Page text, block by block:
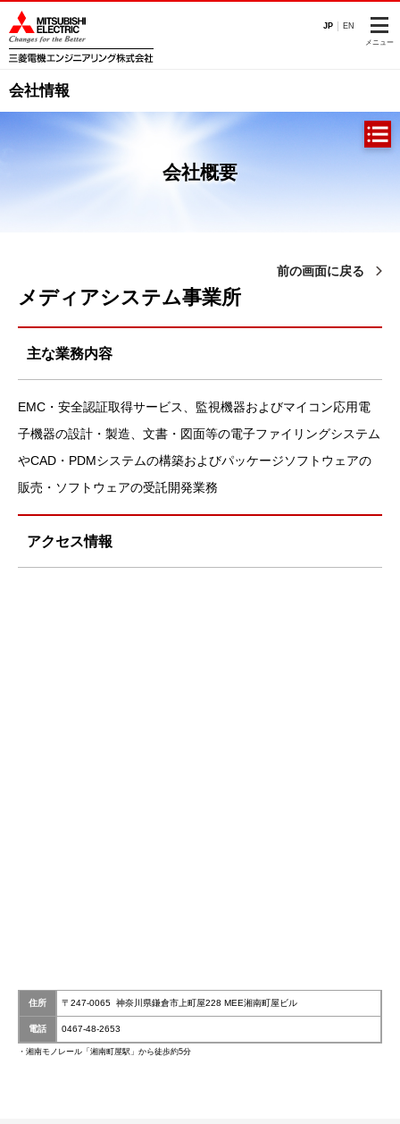
JP EN
メニュー
会社情報
会社概要
前の画面に戻る
メディアシステム事業所
主な業務内容
EMC・安全認証取得サービス、監視機器およびマイコン応用電
子機器の設計・製造、文書・図面等の電子ファイリングシステム
やCAD・PDMシステムの構築およびパッケージソフトウェアの
販売・ソフトウェアの受託開発業務
アクセス情報
住所 〒247-0065 神奈川県鎌倉市上町屋228 MEE湘南町屋ビル
電話 0467-48-2653
・湘南モノレール「湘南町屋駅」から徒歩約5分